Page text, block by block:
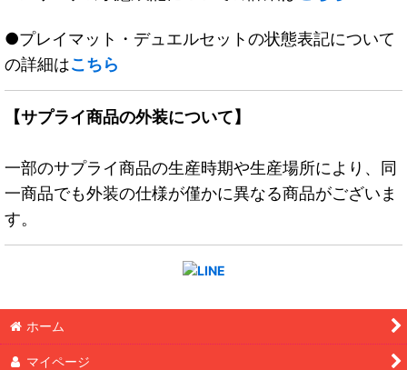
●プレイマット・デュエルセットの状態表記について
の詳細はこちら
【サプライ商品の外装について】
一部のサプライ商品の生産時期や生産場所により、同
一商品でも外装の仕様が僅かに異なる商品がございま
す。
ホーム
マイページ